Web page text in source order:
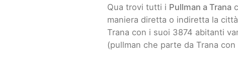
Qua trovi tutti i Pullman a Trana
maniera diretta o indiretta la
Trana con i suoi 3874 abitanti
(pullman che parte da Trana